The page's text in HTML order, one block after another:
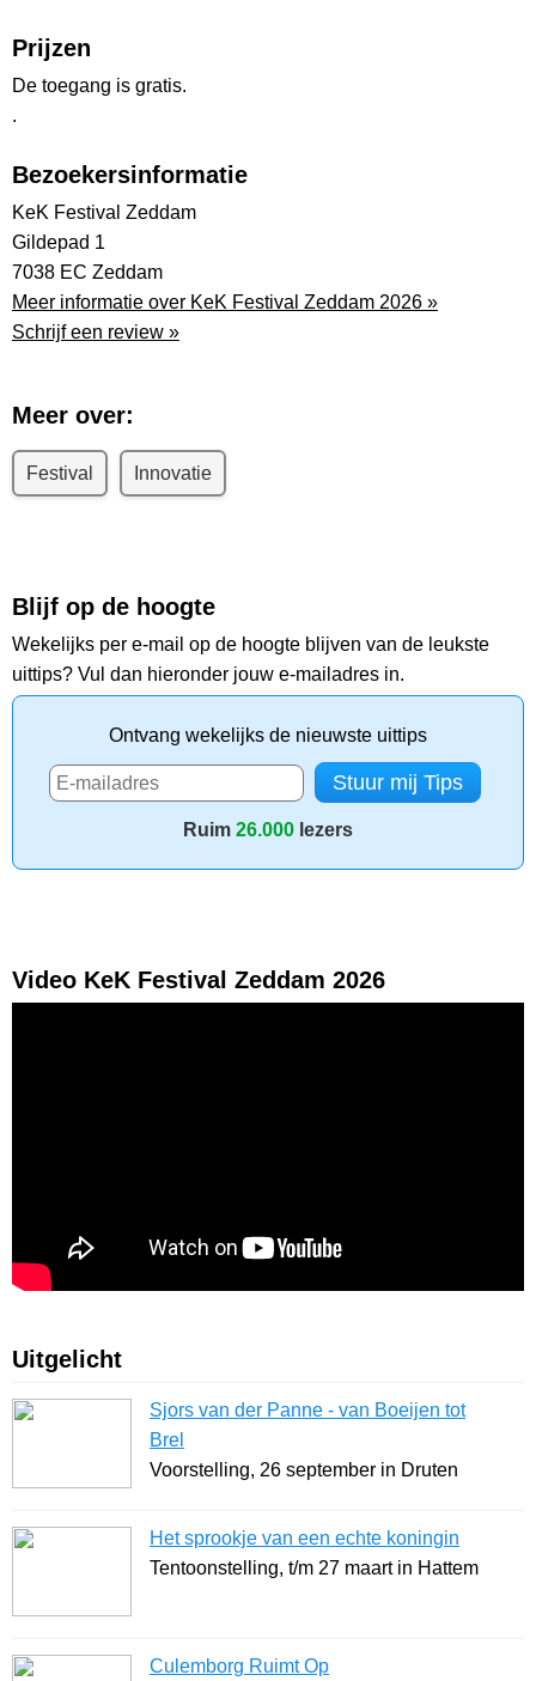
Prijzen
De toegang is gratis.
.
Bezoekersinformatie
KeK Festival Zeddam
Gildepad 1
7038 EC Zeddam
Meer informatie over KeK Festival Zeddam 2026 »
Schrijf een review »
Meer over:
Festival Innovatie
Blijf op de hoogte
Wekelijks per e-mail op de hoogte blijven van de leukste
uittips? Vul dan hieronder jouw e-mailadres in.
Ontvang wekelijks de nieuwste uittips
Ruim 26.000 lezers
Video KeK Festival Zeddam 2026
Uitgelicht
Sjors van der Panne - van Boeijen tot
Brel
Voorstelling, 26 september in Druten
Het sprookje van een echte koningin
Tentoonstelling, t/m 27 maart in Hattem
Culemborg Ruimt Op